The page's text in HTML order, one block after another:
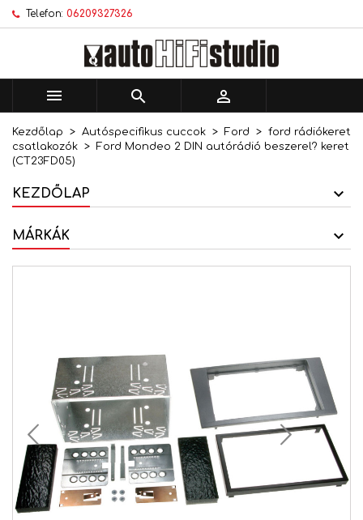
Telefon: 06209327326
  
Kezdőlap Autóspecifikus cuccok Ford
ford rádiókeret
csatlakozók
Ford Mondeo 2 DIN autórádió beszerel? keret
(CT23FD05)
KEZDŐLAP
MÁRKÁK
Kívánságlistáim ×
Új lista létrehozása
Kívánságlista létrehozása ×
Kívánságlista neve
Bejelentkezés ×
történő mentéséhez.
Mégsem Bejelentkezés